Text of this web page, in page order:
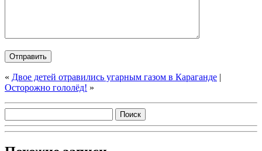
« Двое детей отравились угарным газом в Караганде |
Осторожно гололёд! »